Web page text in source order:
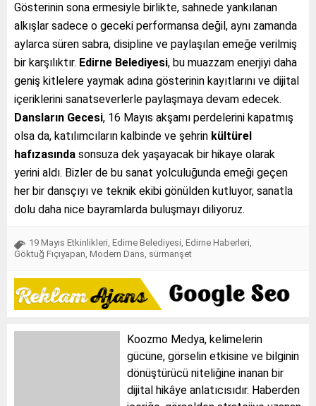
Gösterinin sona ermesiyle birlikte, sahnede yankılanan
alkışlar sadece o geceki performansa değil, aynı zamanda
aylarca süren sabra, disipline ve paylaşılan emeğe verilmiş
bir karşılıktır. Edirne Belediyesi, bu muazzam enerjiyi daha
geniş kitlelere yaymak adına gösterinin kayıtlarını ve dijital
içeriklerini sanatseverlerle paylaşmaya devam edecek.
Dansların Gecesi, 16 Mayıs akşamı perdelerini kapatmış
olsa da, katılımcıların kalbinde ve şehrin kültürel
hafızasında sonsuza dek yaşayacak bir hikaye olarak
yerini aldı. Bizler de bu sanat yolculuğunda emeği geçen
her bir dansçıyı ve teknik ekibi gönülden kutluyor, sanatla
dolu daha nice bayramlarda buluşmayı diliyoruz.
19 Mayıs Etkinlikleri, Edirne Belediyesi, Edirne Haberleri,
Göktuğ Fıçıyapan, Modern Dans, sürmanşet
Koozmo Medya, kelimelerin
gücüne, görselin etkisine ve bilginin
dönüştürücü niteliğine inanan bir
dijital hikâye anlatıcısıdır. Haberden